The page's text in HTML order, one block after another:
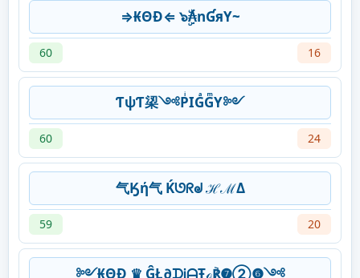
⇒₭ΘĐ⇐ ๖ۣۜ₳nƓяY~
60 16
ƬψƬ鿄༺PͥIGͣGͫY༻
60 24
气Ӄή气 Ḱᘎᖇᖙ ℋℳΔ
59 20
༻₭ΘĐ ♛ ĜŁ∂ᗪᎥᗩŦℴ℟❼➁❻༺